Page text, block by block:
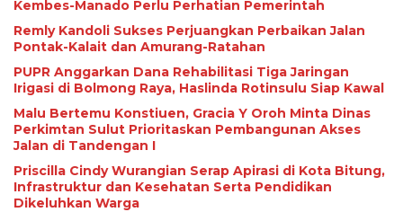
Kembes-Manado Perlu Perhatian Pemerintah
Remly Kandoli Sukses Perjuangkan Perbaikan Jalan
Pontak-Kalait dan Amurang-Ratahan
PUPR Anggarkan Dana Rehabilitasi Tiga Jaringan
Irigasi di Bolmong Raya, Haslinda Rotinsulu Siap Kawal
Malu Bertemu Konstiuen, Gracia Y Oroh Minta Dinas
Perkimtan Sulut Prioritaskan Pembangunan Akses
Jalan di Tandengan I
Priscilla Cindy Wurangian Serap Apirasi di Kota Bitung,
Infrastruktur dan Kesehatan Serta Pendidikan
Dikeluhkan Warga